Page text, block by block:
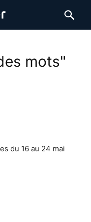
mots"
du 16 au 24 mai